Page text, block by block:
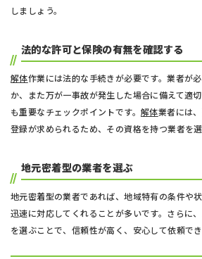
しましょう。
法的な許可と保険の有無を確認する
解体作業には法的な手続きが必要です。業者が
か、また万が一事故が発生した場合に備えて適
も重要なチェックポイントです。 解体業者には
登録が求められるため、その資格を持つ業者を選
地元密着型の業者を選ぶ
地元密着型の業者であれば、地域特有の条件や
迅速に対応してくれることが多いです。さらに
を選ぶことで、信頼性が高く、安心して依頼でき